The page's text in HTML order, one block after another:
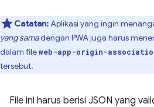
Catatan:Aplikasi yang ingin
yang samadengan PWA juga harus
dalam fileweb-app-origin-
tersebut.
File ini harus berisi JSON yang